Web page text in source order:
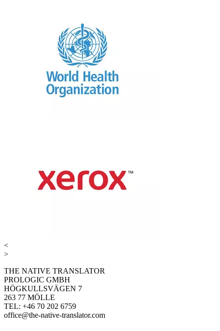
<
>
THE NATIVE TRANSLATOR
PROLOGIC GMBH
HÖGKULLSVÄGEN 7
263 77 MÖLLE
TEL: +46 70 202 6759
office@the-native-translator.com